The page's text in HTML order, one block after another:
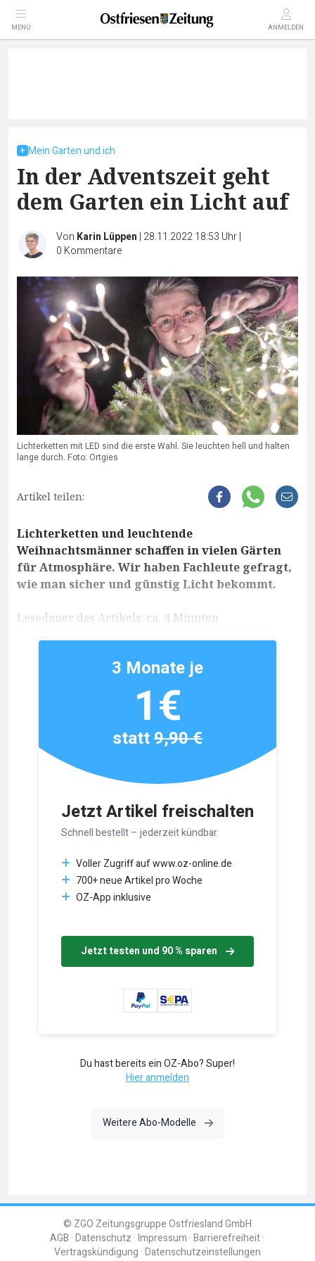
MENÜ ANMELDEN
Mein Garten und ich
In der Adventszeit geht
dem Garten ein Licht auf
Von Karin Lüppen | 28.11.2022 18:53 Uhr|
0 Kommentare
Lichterketten mit LED sind die erste Wahl. Sie leuchten hell und halten
lange durch. Foto: Ortgies
Artikel teilen:
Lichterketten und leuchtende
Weihnachtsmänner schaffen in vielen Gärten
für Atmosphäre. Wir haben Fachleute gefragt,
wie man sicher und günstig Licht bekommt.
Lesedauer des Artikels: ca. 4 Minuten
Jetzt Artikel freischalten
Schnell bestellt – jederzeit kündbar.
Voller Zugriff auf www.oz-online.de
700+ neue Artikel pro Woche
OZ-App inklusive
Jetzt testen und 90 % sparen
3 Monate je
1€
statt9,90 €
Du hast bereits ein OZ-Abo? Super!
Hier anmelden
Weitere Abo-Modelle
© ZGO Zeitungsgruppe Ostfriesland GmbH
AGB Datenschutz Impressum Barrierefreiheit
Vertragskündigung Datenschutzeinstellungen